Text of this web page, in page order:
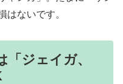
はないです。
ジェイガ、